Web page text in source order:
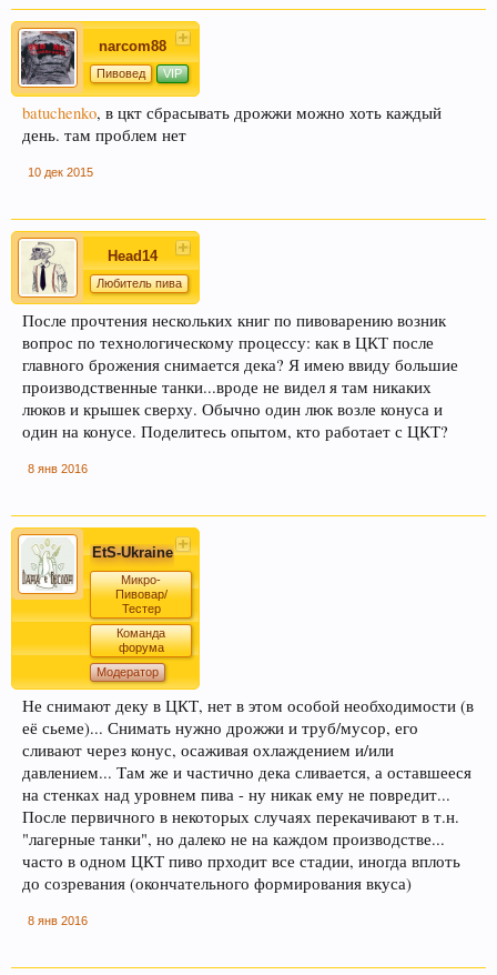
narcom88
Пивовед VIP
batuchenko, в цкт сбрасывать дрожжи можно хоть каждый
день. там проблем нет
10 дек 2015
Head14
Любитель пива
После прочтения нескольких книг по пивоварению возник
вопрос по технологическому процессу: как в ЦКТ после
главного брожения снимается дека? Я имею ввиду большие
производственные танки...вроде не видел я там никаких
люков и крышек сверху. Обычно один люк возле конуса и
один на конусе. Поделитесь опытом, кто работает с ЦКТ?
8 янв 2016
EtS-Ukraine
Микро-
Пивовар/
Тестер
Команда
форума
Модератор
Не снимают деку в ЦКТ, нет в этом особой необходимости (в
её сьеме)... Снимать нужно дрожжи и труб/мусор, его
сливают через конус, осаживая охлаждением и/или
давлением... Там же и частично дека сливается, а оставшееся
на стенках над уровнем пива - ну никак ему не повредит...
После первичного в некоторых случаях перекачивают в т.н.
"лагерные танки", но далеко не на каждом производстве...
часто в одном ЦКТ пиво прходит все стадии, иногда вплоть
до созревания (окончательного формирования вкуса)
8 янв 2016